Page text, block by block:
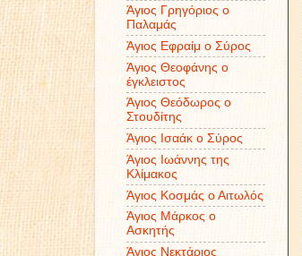
Άγιος Γρηγόριος ο
Παλαμάς
Άγιος Εφραίμ ο Σύρος
Άγιος Θεοφάνης ο
έγκλειστος
Άγιος Θεόδωρος ο
Στουδίτης
Άγιος Ισαάκ ο Σύρος
Άγιος Ιωάννης της
Κλίμακος
Άγιος Κοσμάς ο Αιτωλός
Άγιος Μάρκος ο
Ασκητής
Άγιος Νεκτάριος